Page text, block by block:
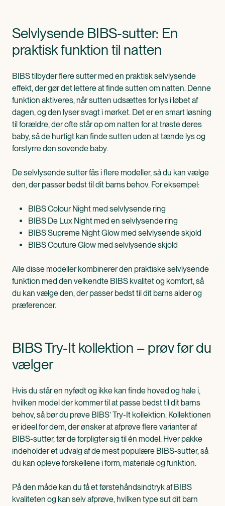
Selvlysende BIBS-sutter: En
praktisk funktion til natten
BIBS tilbyder flere sutter med en praktisk selvlysende
effekt, der gør det lettere at finde sutten om natten. Denne
funktion aktiveres, når sutten udsættes for lys i løbet af
dagen, og den lyser svagt i mørket. Det er en smart løsning
til forældre, der ofte står op om natten for at trøste deres
baby, så de hurtigt kan finde sutten uden at tænde lys og
forstyrre den sovende baby.
De selvlysende sutter fås i flere modeller, så du kan vælge
den, der passer bedst til dit barns behov. For eksempel:
BIBS Colour Night med selvlysende ring
BIBS De Lux Night med en selvlysende ring
BIBS Supreme Night Glow med selvlysende skjold
BIBS Couture Glow med selvlysende skjold
Alle disse modeller kombinerer den praktiske selvlysende
funktion med den velkendte BIBS kvalitet og komfort, så
du kan vælge den, der passer bedst til dit barns alder og
præferencer.
BIBS Try-It kollektion – prøv før du
vælger
Hvis du står en nyfødt og ikke kan finde hoved og hale i,
hvilken model der kommer til at passe bedst til dit barns
behov, så bør du prøve BIBS’ Try-It kollektion. Kollektionen
er ideel for dem, der ønsker at afprøve flere varianter af
BIBS-sutter, før de forpligter sig til én model. Hver pakke
indeholder et udvalg af de mest populære BIBS-sutter, så
du kan opleve forskellene i form, materiale og funktion.
På den måde kan du få et førstehåndsindtryk af BIBS
kvaliteten og kan selv afprøve, hvilken type sut dit barn